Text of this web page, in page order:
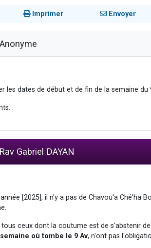
Imprimer Envoyer
les dates de début et de fin de la semaine du
Gabriel DAYAN
[2025], il n'y a pas de Chavou'a Ché'ha
tous ceux dont la coutume est de s'abstenir
où tombe le 9 Av, n'ont pas